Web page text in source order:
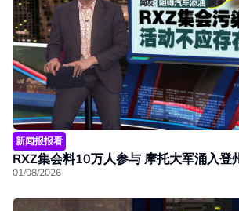
新闻报报看
RXZ集会料10万人参与 摩托大军涌入登
01/08/2026